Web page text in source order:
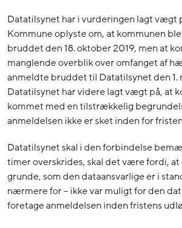
Datatilsynet har i vurderingen lagt vægt
Kommune oplyste om, at kommunen
bruddet den 18. oktober 2019, men at
manglende overblik over omfanget af
anmeldte bruddet til Datatilsynet den 1.
Datatilsynet har videre lagt vægt på, at
kommet med en tilstrækkelig
anmeldelsen ikke er sket inden for
Datatilsynet skal i den forbindelse
timer overskrides, skal det være fordi,
grunde, som den dataansvarlige er i
nærmere for – ikke var muligt for den
foretage anmeldelsen inden fristens